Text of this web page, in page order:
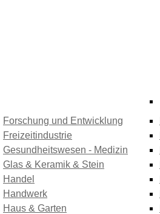
Forschung und Entwicklung
Freizeitindustrie
Gesundheitswesen - Medizin
Glas & Keramik & Stein
Handel
Handwerk
Haus & Garten